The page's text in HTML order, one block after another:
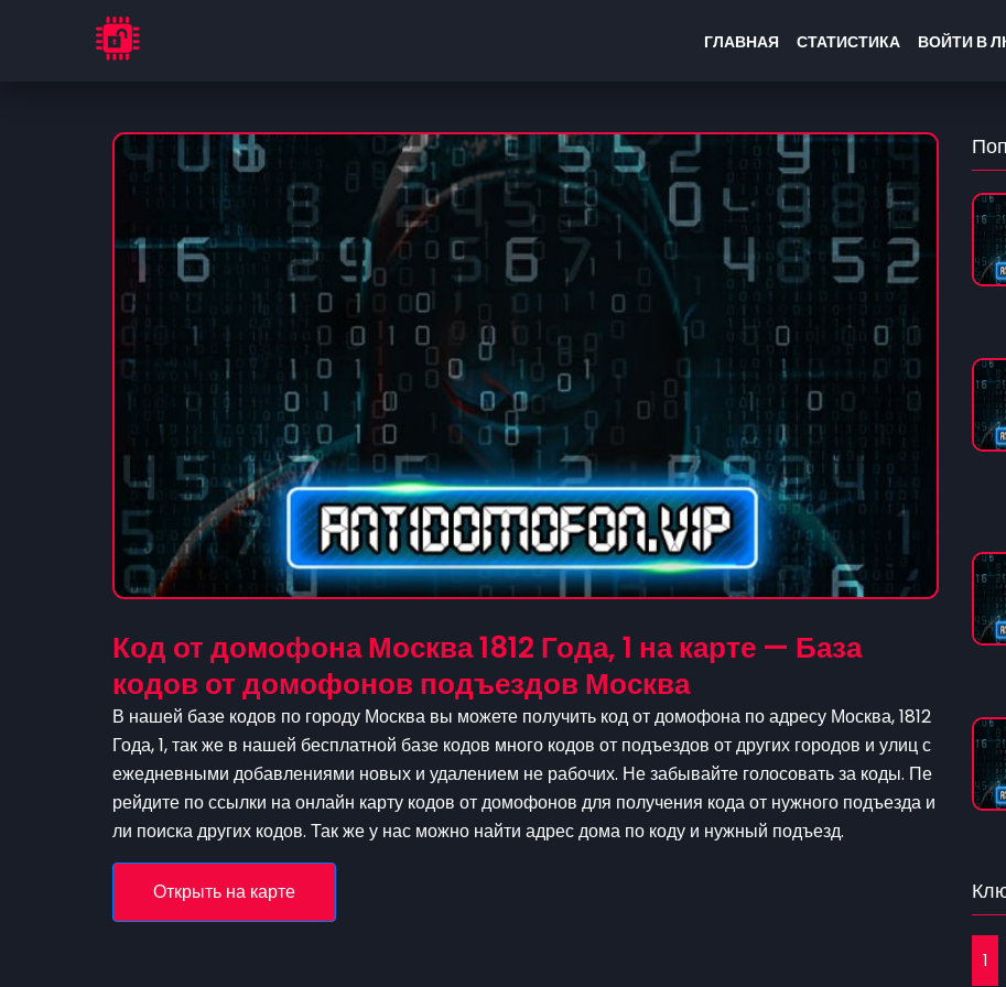
ГЛАВНАЯ СТАТИСТИКА ВОЙТИ В
Код от домофона Москва 1812 Года, 1 на карте — База
кодов от домофонов подъездов Москва
В нашей базе кодов по городу Москва вы можете получить код от домофона по адресу Москва, 1812
Года, 1, так же в нашей бесплатной базе кодов много кодов от подъездов от других городов и улиц с
ежедневными добавлениями новых и удалением не рабочих. Не забывайте голосовать за коды. Пе
рейдите по ссылки на онлайн карту кодов от домофонов для получения кода от нужного подъезда и
ли поиска других кодов. Так же у нас можно найти адрес дома по коду и нужный подъезд.
Открыть на карте
1